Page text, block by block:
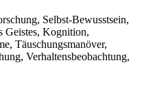
Selbst-Bewusstsein,
Geistes, Kognition,
Täuschungsmanöver,
Verhaltensbeobachtung,